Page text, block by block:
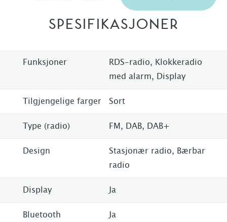
SPESIFIKASJONER
Funksjoner
RDS-radio, Klokkeradio
med alarm, Display
Tilgjengelige farger Sort
Type (radio) FM, DAB, DAB+
Design
Stasjonær radio, Bærbar
radio
Display Ja
Bluetooth Ja